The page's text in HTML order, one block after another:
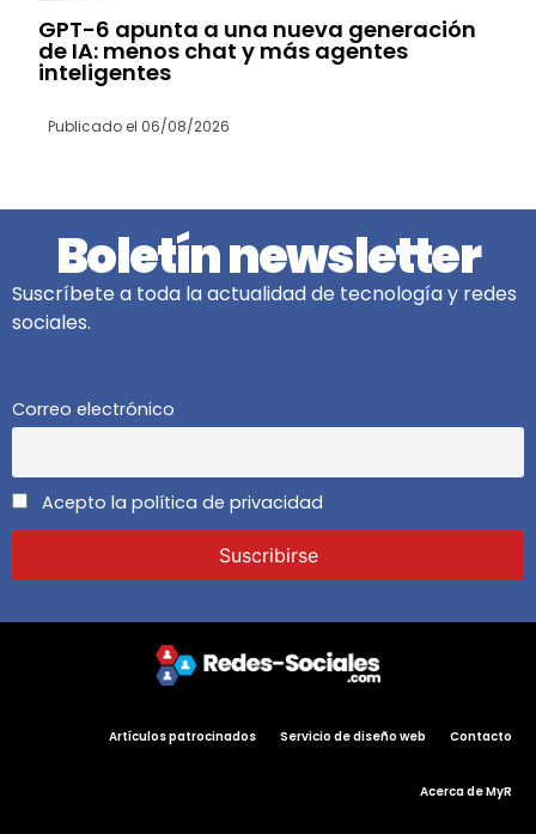
GPT-6 apunta a una nueva generación
de IA: menos chat y más agentes
inteligentes
Publicado el 06/08/2026
Boletín newsletter
Suscríbete a toda la actualidad de tecnología y redes
sociales.
Correo electrónico
Acepto la política de privacidad
Artículos patrocinados Servicio de diseño web Contacto
Acerca de MyR